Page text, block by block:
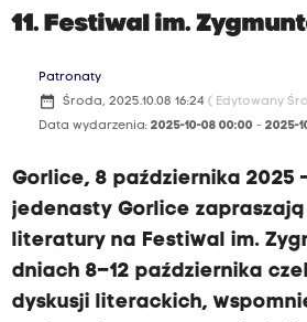
11. Festiwal im.
Patronaty
date_range Środa, 2025.10.08 16:24 ( Edytowany
Data wydarzenia: 2025-10-08 00:00- 2025-
Gorlice, 8 października 2025
jedenasty Gorlice zapraszają
literatury na Festiwal im.
dniach 8–12 października
dyskusji literackich,